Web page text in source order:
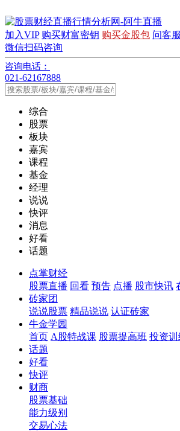
加入VIP 购买财富密钥 购买金股包 问客服
微信扫码咨询
咨询电话：
021-62167888
综合
股票
板块
嘉宾
课程
基金
经理
说说
快评
消息
好看
话题
点掌财经
股票直播 回看 预告 点播 股市快讯
砖家团
说说股票 精品说说 认证砖家
牛金学园
首页 A股特战课 股票提高班 投资
话题
好看
快评
财商
股票基础
能力级别
交易心法